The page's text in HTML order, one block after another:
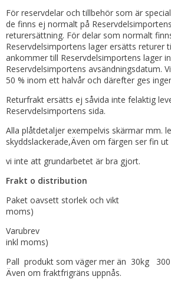
För reservdelar och tillbehör som är
de finns ej normalt på
returersättning. För delar som normalt
Reservdelsimportens lager ersätts returer
ankommer till Reservdelsimportens lager
Reservdelsimportens avsändningsdatum.
50 % inom ett halvår och därefter ges
Returfrakt ersätts ej såvida inte felaktig
Reservdelsimportens sida.
Alla plåtdetaljer exempelvis skärmar mm.
skyddslackerade,Även om färgen ser fin
vi inte att grundarbetet är bra gjort.
Frakt o distribution
Paket oavsett storlek och vikt
moms)
Varubrev 50
inkl moms)
Pall produkt som väger mer än 30kg 300
Även om fraktfrigräns uppnås.